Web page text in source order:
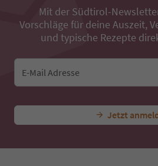
Mit der Südtirol-
Vorschläge für deine Auszeit,
und typische Rezepte
E-Mail Adresse
Jetzt